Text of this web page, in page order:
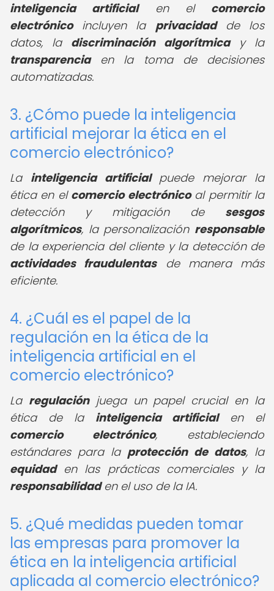
inteligencia artificialen el comercio
electrónicoincluyen la privacidadde los
datos, la discriminación algorítmicay la
transparenciaen la toma de decisiones
automatizadas.
3. ¿Cómo puede la inteligencia
artificial mejorar la ética en el
comercio electrónico?
La inteligencia artificialpuede mejorar la
ética en el comercio electrónicoal permitir la
detección y mitigación de sesgos
algorítmicos, la personalización responsable
de la experiencia del cliente y la detección de
actividades fraudulentasde manera más
eficiente.
4. ¿Cuál es el papel de la
regulación en la ética de la
inteligencia artificial en el
comercio electrónico?
La regulaciónjuega un papel crucial en la
ética de la inteligencia artificialen el
comercio electrónico, estableciendo
estándares para la protección de datos, la
equidaden las prácticas comerciales y la
responsabilidaden el uso de la IA.
5. ¿Qué medidas pueden tomar
las empresas para promover la
ética en la inteligencia artificial
aplicada al comercio electrónico?